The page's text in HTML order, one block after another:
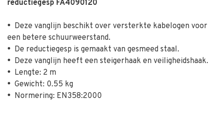
reductiegesp FA4090120
• Deze vanglijn beschikt over versterkte kabelogen voor
een betere schuurweerstand.
• De reductiegesp is gemaakt van gesmeed staal.
• Deze vanglijn heeft een steigerhaak en veiligheidshaak.
• Lengte: 2 m
• Gewicht: 0.55 kg
• Normering: EN358:2000